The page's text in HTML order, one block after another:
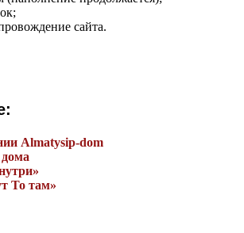
сайта.
Almatysip-dom
То там»